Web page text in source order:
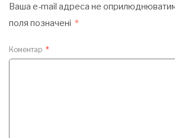
Ваша e-mail адреса не
поля позначені *
Коментар *